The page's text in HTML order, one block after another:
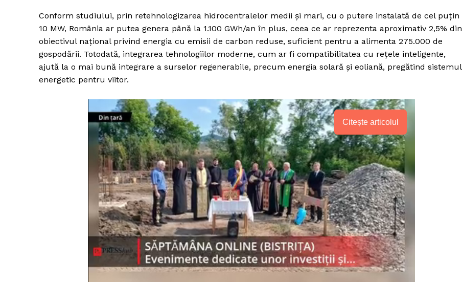
Un proiect
FREEDOM HOUSE
ROMÂNIA
PRESShub
Despre noi / Echipa
Proiecte editoriale
Rețea
Contact
Conform studiului, prin retehnologizarea hidrocentralelor medii și mari, cu o putere instalată de cel puțin
10 MW, România ar putea genera până la 1.100 GWh/an în plus, ceea ce ar reprezenta aproximativ 2,5% din
obiectivul național privind energia cu emisii de carbon reduse, suficient pentru a alimenta 275.000 de
gospodării. Totodată, integrarea tehnologiilor moderne, cum ar fi compatibilitatea cu rețele inteligente,
ajută la o mai bună integrare a surselor regenerabile, precum energia solară și eoliană, pregătind sistemul
energetic pentru viitor.
Citește articolul